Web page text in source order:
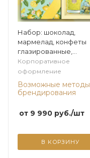
Набор: шоколад,
мармелад, конфеты
глазированные,
конфеты ассорти из
коллекции Лимонная
Корпоративное
оформление
Возможные методы
брендирования
от 9 990 руб./шт
В КОРЗИНУ